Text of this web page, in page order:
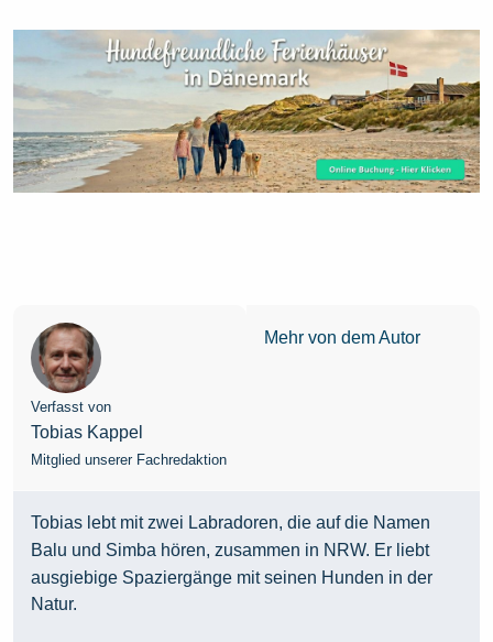
Verfasst von
Tobias Kappel
Mitglied unserer Fachredaktion
Mehr von dem Autor
Tobias lebt mit zwei Labradoren, die auf die Namen
Balu und Simba hören, zusammen in NRW. Er liebt
ausgiebige Spaziergänge mit seinen Hunden in der
Natur.